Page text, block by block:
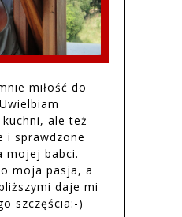
miłość do
ale też
i sprawdzone
mojej babci.
moja pasja, a
daje mi
szczęścia:-)